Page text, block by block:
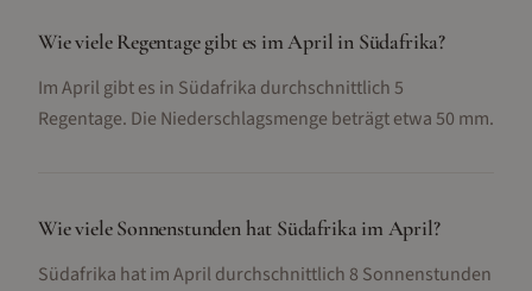
Wie viele Regentage gibt es im April in Südafrika?
Im April gibt es in Südafrika durchschnittlich 5
Regentage. Die Niederschlagsmenge beträgt etwa 50 mm.
Wie viele Sonnenstunden hat Südafrika im April?
Südafrika hat im April durchschnittlich 8 Sonnenstunden